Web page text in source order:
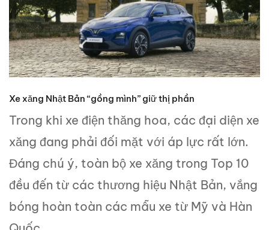
Xe xăng Nhật Bản “gồng mình” giữ thị phần
Trong khi xe điện thăng hoa, các đại diện xe
xăng đang phải đối mặt với áp lực rất lớn.
Đáng chú ý, toàn bộ xe xăng trong Top 10
đều đến từ các thương hiệu Nhật Bản, vắng
bóng hoàn toàn các mẫu xe từ Mỹ và Hàn